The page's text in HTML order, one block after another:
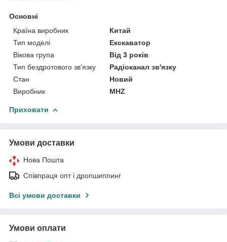
Основні
Країна виробник
Китай
Тип моделі
Екскаватор
Вікова група
Від 3 років
Тип бездротового зв'язку
Радіоканал зв'язку
Стан
Новий
Виробник
MHZ
Приховати
Умови доставки
Нова Пошта
Співпраця опт і дропшиппинг
Всі умови доставки
Умови оплати